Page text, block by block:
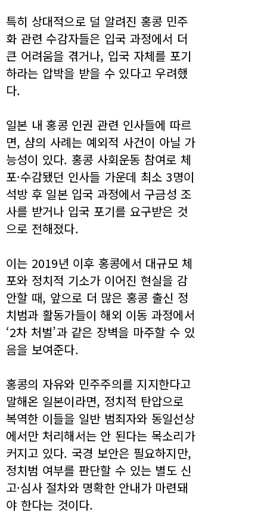
특히 상대적으로 덜 알려진 홍콩 민주
화 관련 수감자들은 입국 과정에서 더
큰 어려움을 겪거나, 입국 자체를 포기
하라는 압박을 받을 수 있다고 우려했
다.
일본 내 홍콩 인권 관련 인사들에 따르
면, 샴의 사례는 예외적 사건이 아닐 가
능성이 있다. 홍콩 사회운동 참여로 체
포·수감됐던 인사들 가운데 최소 3명이
석방 후 일본 입국 과정에서 구금성 조
사를 받거나 입국 포기를 요구받은 것
으로 전해졌다.
이는 2019년 이후 홍콩에서 대규모 체
포와 정치적 기소가 이어진 현실을 감
안할 때, 앞으로 더 많은 홍콩 출신 정
치범과 활동가들이 해외 이동 과정에서
‘2차 처벌’과 같은 장벽을 마주할 수 있
음을 보여준다.
홍콩의 자유와 민주주의를 지지한다고
말해온 일본이라면, 정치적 탄압으로
복역한 이들을 일반 범죄자와 동일선상
에서만 처리해서는 안 된다는 목소리가
커지고 있다. 국경 보안은 필요하지만,
정치범 여부를 판단할 수 있는 별도 신
고·심사 절차와 명확한 안내가 마련돼
야 한다는 것이다.